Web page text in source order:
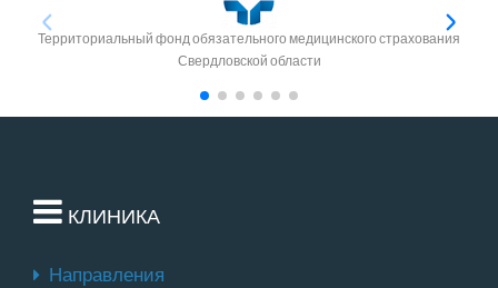
Территориальный фонд обязательного медицинского страхования
Свердловской области
КЛИНИКА
Направления